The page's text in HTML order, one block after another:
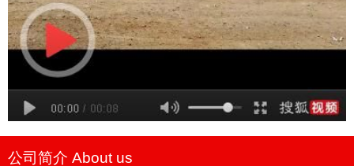
公司简介 About us